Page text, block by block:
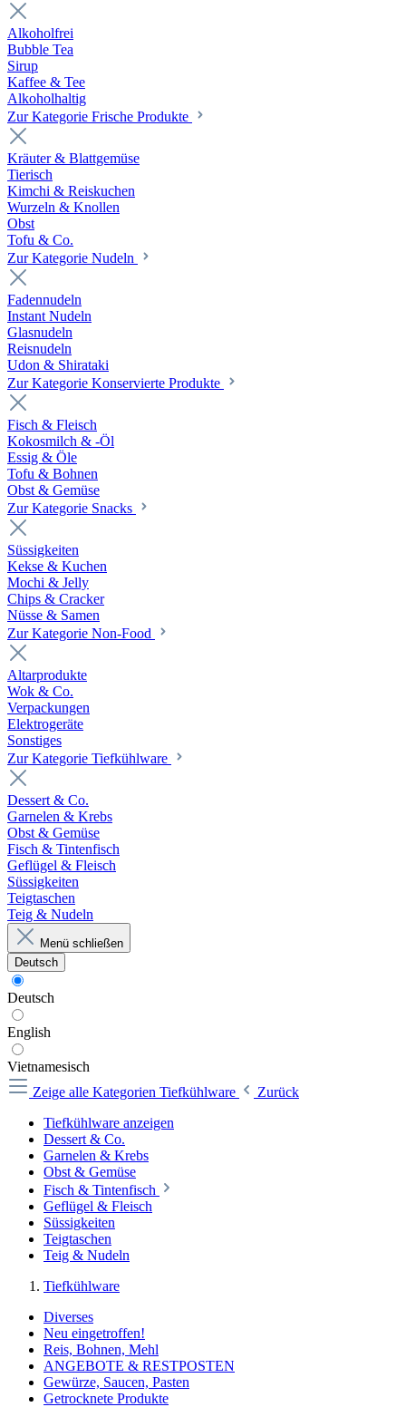
Alkoholfrei
Bubble Tea
Sirup
Kaffee & Tee
Alkoholhaltig
Zur Kategorie Frische Produkte
Kräuter & Blattgemüse
Tierisch
Kimchi & Reiskuchen
Wurzeln & Knollen
Obst
Tofu & Co.
Zur Kategorie Nudeln
Fadennudeln
Instant Nudeln
Glasnudeln
Reisnudeln
Udon & Shirataki
Zur Kategorie Konservierte Produkte
Fisch & Fleisch
Kokosmilch & -Öl
Essig & Öle
Tofu & Bohnen
Obst & Gemüse
Zur Kategorie Snacks
Süssigkeiten
Kekse & Kuchen
Mochi & Jelly
Chips & Cracker
Nüsse & Samen
Zur Kategorie Non-Food
Altarprodukte
Wok & Co.
Verpackungen
Elektrogeräte
Sonstiges
Zur Kategorie Tiefkühlware
Dessert & Co.
Garnelen & Krebs
Obst & Gemüse
Fisch & Tintenfisch
Geflügel & Fleisch
Süssigkeiten
Teigtaschen
Teig & Nudeln
Menü schließen
Deutsch
Deutsch
English
Vietnamesisch
Zeige alle Kategorien Tiefkühlware
Zurück
Tiefkühlware anzeigen
Dessert & Co.
Garnelen & Krebs
Obst & Gemüse
Fisch & Tintenfisch
Geflügel & Fleisch
Süssigkeiten
Teigtaschen
Teig & Nudeln
Tiefkühlware
Diverses
Neu eingetroffen!
Reis, Bohnen, Mehl
ANGEBOTE & RESTPOSTEN
Gewürze, Saucen, Pasten
Getrocknete Produkte